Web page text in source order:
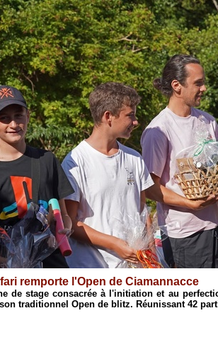
remporte l'Open de Ciamannacce
de stage consacrée à l'initiation et au
traditionnel Open de blitz. Réunissant 42